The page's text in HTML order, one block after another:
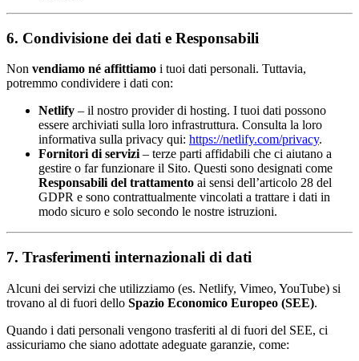
6. Condivisione dei dati e Responsabili
Non vendiamo né affittiamo i tuoi dati personali. Tuttavia,
potremmo condividere i dati con:
Netlify – il nostro provider di hosting. I tuoi dati possono
essere archiviati sulla loro infrastruttura. Consulta la loro
informativa sulla privacy qui: https://netlify.com/privacy.
Fornitori di servizi – terze parti affidabili che ci aiutano a
gestire o far funzionare il Sito. Questi sono designati come
Responsabili del trattamento ai sensi dell’articolo 28 del
GDPR e sono contrattualmente vincolati a trattare i dati in
modo sicuro e solo secondo le nostre istruzioni.
7. Trasferimenti internazionali di dati
Alcuni dei servizi che utilizziamo (es. Netlify, Vimeo, YouTube) si
trovano al di fuori dello Spazio Economico Europeo (SEE).
Quando i dati personali vengono trasferiti al di fuori del SEE, ci
assicuriamo che siano adottate adeguate garanzie, come: